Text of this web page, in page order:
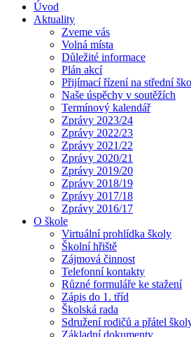
Úvod
Aktuality
Zveme vás
Volná místa
Důležité informace
Plán akcí
Přijímací řízení na střední
Naše úspěchy v soutěžích
Termínový kalendář
Zprávy 2023/24
Zprávy 2022/23
Zprávy 2021/22
Zprávy 2020/21
Zprávy 2019/20
Zprávy 2018/19
Zprávy 2017/18
Zprávy 2016/17
O škole
Virtuální prohlídka školy
Školní hřiště
Zájmová činnost
Telefonní kontakty
Různé formuláře ke stažení
Zápis do 1. tříd
Školská rada
Sdružení rodičů a přátel